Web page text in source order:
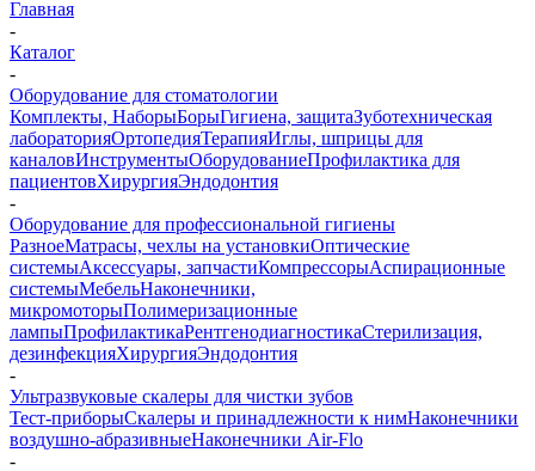
Главная
-
Каталог
-
Оборудование для стоматологии
Комплекты, НаборыБорыГигиена, защитаЗуботехническая
лабораторияОртопедияТерапияИглы, шприцы для
каналовИнструментыОборудованиеПрофилактика для
пациентовХирургияЭндодонтия
-
Оборудование для профессиональной гигиены
РазноеМатрасы, чехлы на установкиОптические
системыАксессуары, запчастиКомпрессорыАспирационные
системыМебельНаконечники,
микромоторыПолимеризационные
лампыПрофилактикаРентгенодиагностикаСтерилизация,
дезинфекцияХирургияЭндодонтия
-
Ультразвуковые скалеры для чистки зубов
Тест-приборыСкалеры и принадлежности к нимНаконечники
воздушно-абразивныеНаконечники Air-Flo
-